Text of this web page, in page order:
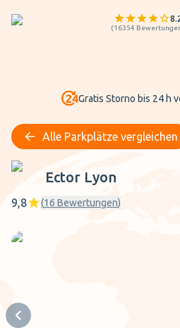
(16354
Gratis Storno bis 24 h
Alle Parkplätze vergleichen
Ector Lyon
Ector Lyon
9,8 (16 Bewertungen)
Previous slide